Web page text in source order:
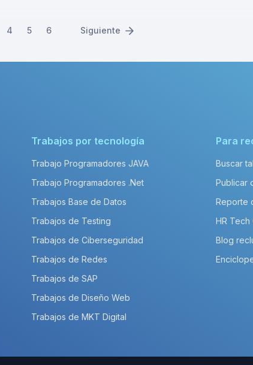
4 5 6 Siguiente
Trabajos por tecnología
Trabajo Programadores JAVA
Trabajo Programadores .Net
Trabajos Base de Datos
Trabajos de Testing
Trabajos de Ciberseguridad
Trabajos de Redes
Trabajos de SAP
Trabajos de Diseño Web
Trabajos de MKT Digital
Para
Buscar
Publicar
Reporte
HR
Blog